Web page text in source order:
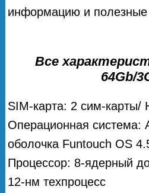
информацию и полезные
Все
64Gb/
SIM-карта: 2 сим-карты/
Операционная система:
оболочка Funtouch OS
Процессор: 8-ядерный
12-нм техпроцесс